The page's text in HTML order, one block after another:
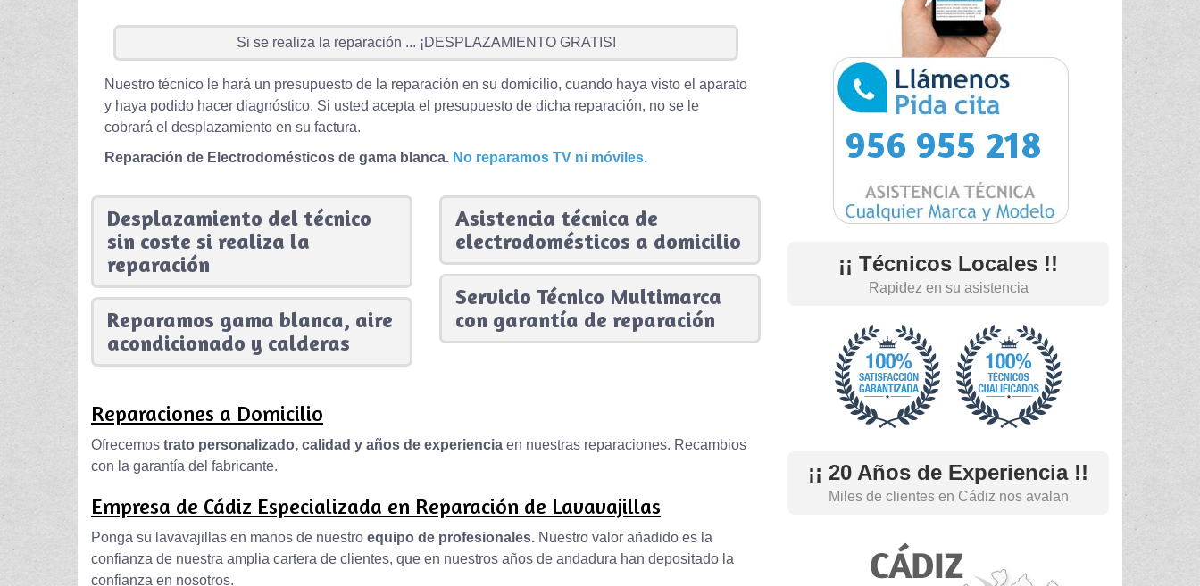
Si se realiza la reparación ... ¡DESPLAZAMIENTO GRATIS!
Nuestro técnico le hará un presupuesto de la reparación en su domicilio, cuando haya visto el aparato
y haya podido hacer diagnóstico. Si usted acepta el presupuesto de dicha reparación, no se le
cobrará el desplazamiento en su factura.
Reparación de Electrodomésticos de gama blanca. No reparamos TV ni móviles.
Desplazamiento del técnico
sin coste si realiza la
reparación
Reparamos gama blanca, aire
acondicionado y calderas
Asistencia técnica de
electrodomésticos a domicilio
Servicio Técnico Multimarca
con garantía de reparación
Reparaciones a Domicilio
Ofrecemos trato personalizado, calidad y años de experiencia en nuestras reparaciones. Recambios
con la garantía del fabricante.
Empresa de Cádiz Especializada en Reparación de Lavavajillas
Ponga su lavavajillas en manos de nuestro equipo de profesionales. Nuestro valor añadido es la
confianza de nuestra amplia cartera de clientes, que en nuestros años de andadura han depositado la
confianza en nosotros.
956 955 218
¡¡ Técnicos Locales !!
Rapidez en su asistencia
¡¡ 20 Años de Experiencia !!
Miles de clientes en Cádiz nos avalan